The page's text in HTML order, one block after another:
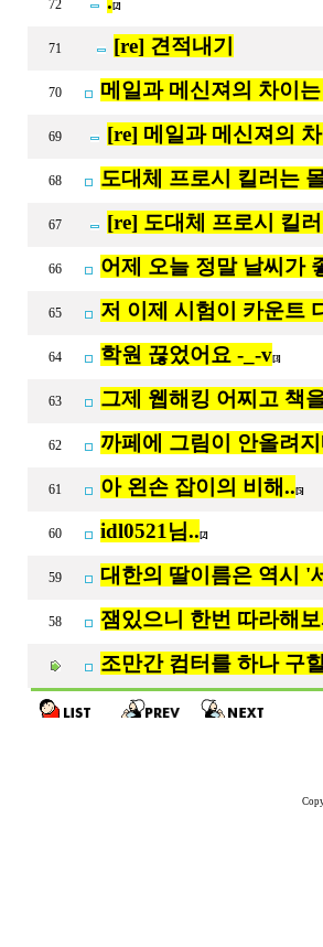
72 [2]
71 [re] 견적내기
70 메일과 메신져의 차이
69 [re] 메일과 메신져의
68 도대체 프로시 킬러는
67 [re] 도대체 프로시 킬
66 어제 오늘 정말 날씨가
65 저 이제 시험이 카운트
64 학원 끊었어요 -_-v[3]
63 그제 웹해킹 어찌고 책
62 까페에 그림이 안올려
61 아 왼손 잡이의 비해.. [5]
60 idl0521님.. [2]
59 대한의 딸이름은 역시 '
58 잼있으니 한번 따라해
조만간 컴터를 하나 구